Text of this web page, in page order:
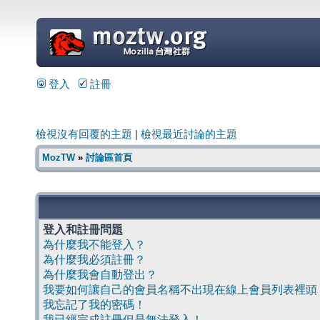
=
登入 註冊
檢視沒有回覆的主題 檢視最近討論的主題
MozTW» 討論區首頁
登入和註冊問題
為什麼我不能登入？
為什麼我必須註冊？
為什麼我會自動登出？
我要如何讓自己的會員名稱不出現在線上會員列表裡頭
我忘記了我的密碼！